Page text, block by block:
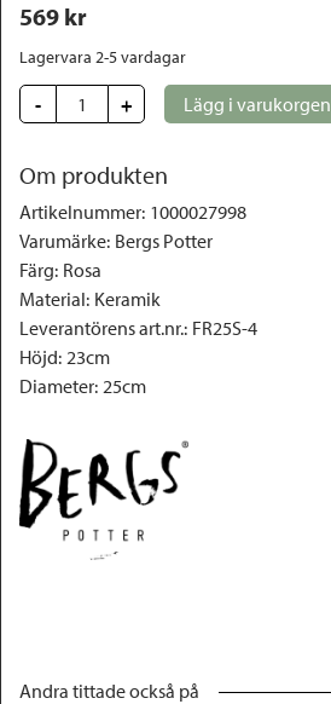
569 kr
Lagervara 2-5 vardagar
- + Lägg i varukorgen
Om produkten
Artikelnummer: 1000027998
Varumärke: Bergs Potter
Färg: Rosa
Material: Keramik
Leverantörens art.nr.: FR25S-4
Höjd: 23cm
Diameter: 25cm
Andra tittade också på